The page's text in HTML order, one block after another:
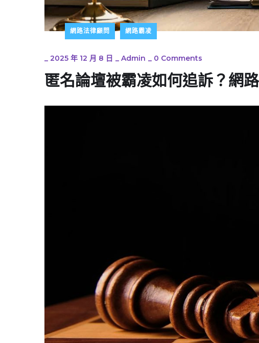
網路法律顧問 網路霸凌
_ 2025 年 12 月 8 日 _ Admin _ 0 Comments
匿名論壇被霸凌如何追訴？網